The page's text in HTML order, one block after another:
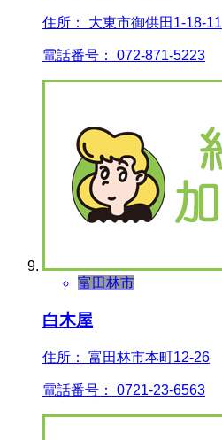
住所： 大東市御供田1-18-11
電話番号： 072-871-5223
富田林市
白木屋
住所： 富田林市本町12-26
電話番号： 0721-23-6563